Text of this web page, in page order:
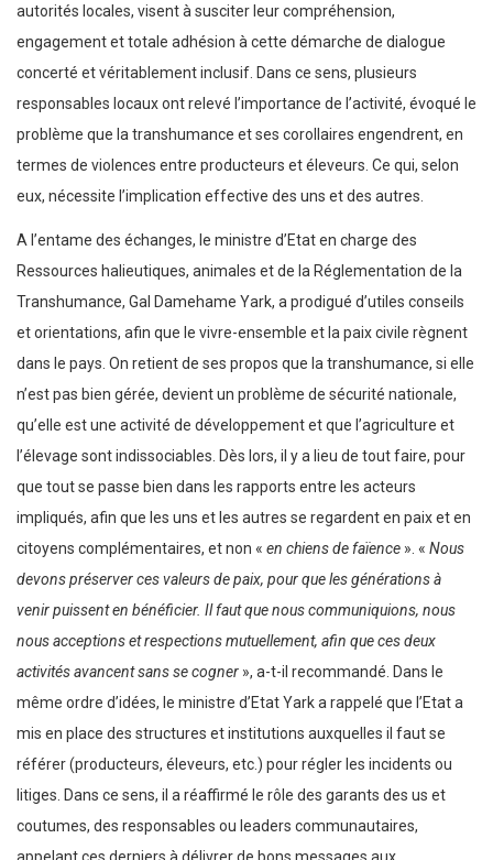
autorités locales, visent à susciter leur compréhension,
engagement et totale adhésion à cette démarche de dialogue
concerté et véritablement inclusif. Dans ce sens, plusieurs
responsables locaux ont relevé l’importance de l’activité, évoqué le
problème que la transhumance et ses corollaires engendrent, en
termes de violences entre producteurs et éleveurs. Ce qui, selon
eux, nécessite l’implication effective des uns et des autres.
A l’entame des échanges, le ministre d’Etat en charge des
Ressources halieutiques, animales et de la Réglementation de la
Transhumance, Gal Damehame Yark, a prodigué d’utiles conseils
et orientations, afin que le vivre-ensemble et la paix civile règnent
dans le pays. On retient de ses propos que la transhumance, si elle
n’est pas bien gérée, devient un problème de sécurité nationale,
qu’elle est une activité de développement et que l’agriculture et
l’élevage sont indissociables. Dès lors, il y a lieu de tout faire, pour
que tout se passe bien dans les rapports entre les acteurs
impliqués, afin que les uns et les autres se regardent en paix et en
citoyens complémentaires, et non « en chiens de faïence ». « Nous
devons préserver ces valeurs de paix, pour que les générations à
venir puissent en bénéficier. Il faut que nous communiquions, nous
nous acceptions et respections mutuellement, afin que ces deux
activités avancent sans se cogner », a-t-il recommandé. Dans le
même ordre d’idées, le ministre d’Etat Yark a rappelé que l’Etat a
mis en place des structures et institutions auxquelles il faut se
référer (producteurs, éleveurs, etc.) pour régler les incidents ou
litiges. Dans ce sens, il a réaffirmé le rôle des garants des us et
coutumes, des responsables ou leaders communautaires,
appelant ces derniers à délivrer de bons messages aux